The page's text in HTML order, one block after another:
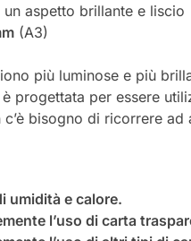
aspetto brillante e liscio
(A3)
più luminose e più
progettata per essere
bisogno di ricorrere ad
umidità e calore.
l’uso di carta